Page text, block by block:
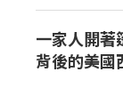
一家人開著
背後的美國